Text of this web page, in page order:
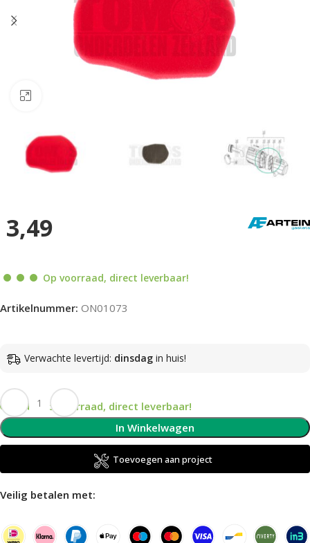
3,49
Op voorraad, direct leverbaar!
Artikelnummer: ON01073
Verwachte levertijd: dinsdag in huis!
Op voorraad, direct leverbaar!
In Winkelwagen
Toevoegen aan project
Veilig betalen met: